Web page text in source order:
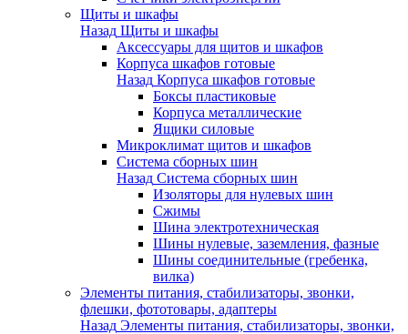
Щиты и шкафы
Назад Щиты и шкафы
Аксессуары для щитов и шкафов
Корпуса шкафов готовые
Назад Корпуса шкафов готовые
Боксы пластиковые
Корпуса металлические
Ящики силовые
Микроклимат щитов и шкафов
Система сборных шин
Назад Система сборных шин
Изоляторы для нулевых шин
Сжимы
Шина электротехническая
Шины нулевые, заземления, фазные
Шины соединительные (гребенка,
вилка)
Элементы питания, стабилизаторы, звонки,
флешки, фототовары, адаптеры
Назад Элементы питания, стабилизаторы, звонки,